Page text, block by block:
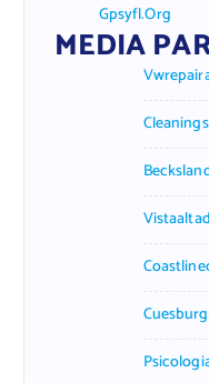
Gpsyfl.org
MEDIA